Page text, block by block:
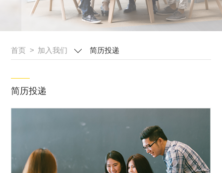
首页 > 加入我们 简历投递
简历投递